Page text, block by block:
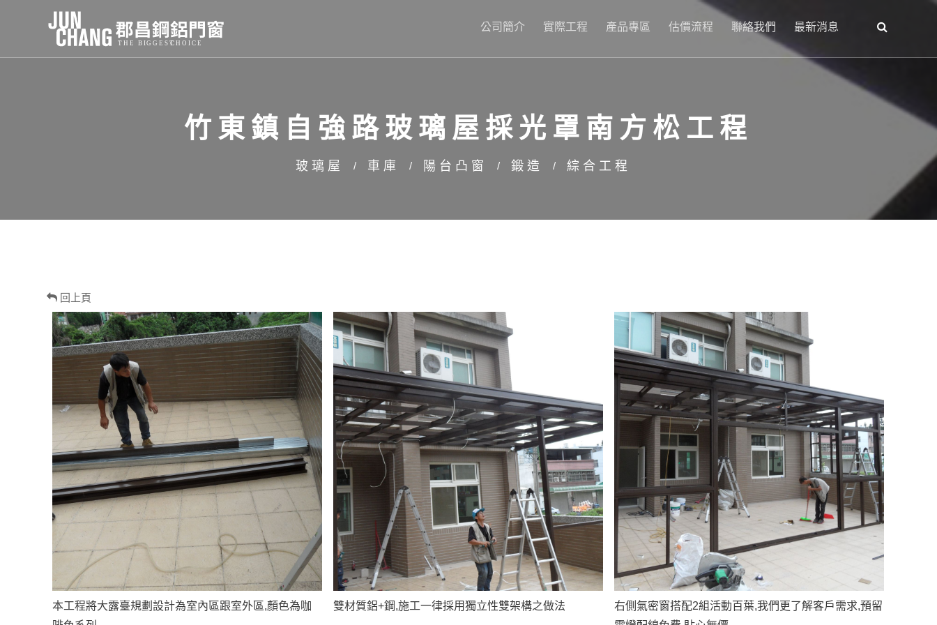
公司簡介 實際工程 產品專區 估價流程 聯絡我們 最新消息
竹東鎮自強路玻璃屋採光罩南方松工程
玻璃屋 車庫 陽台凸窗 鍛造 綜合工程
回上頁
本工程將大露臺規劃設計為室內區跟室外區,顏色為咖
雙材質鋁+鋼,施工一律採用獨立性雙架構之做法
右側氣密窗搭配2組活動百葉,我們更了解客戶需求,預留